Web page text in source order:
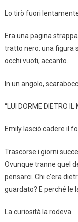
Lo tirò fuori
Era una pagina
tratto nero: una figura
occhi vuoti, accanto.
In un angolo,
“LUI DORME DIETRO IL
Emily lasciò cadere il
Trascorse i giorni
Ovunque tranne quel
pensarci. Chi c’era
guardato? E perché le
La curiosità la rodeva.